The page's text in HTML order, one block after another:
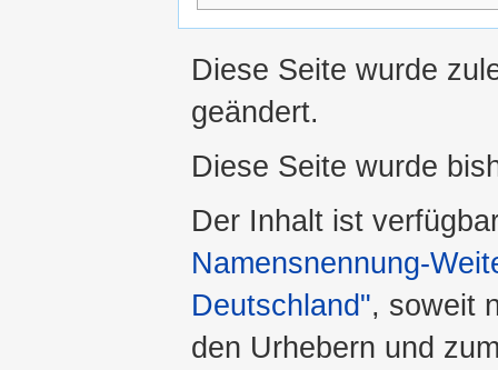
Diese Seite wurde
geändert.
Diese Seite wurde
Der Inhalt ist
Namensnennung-
Deutschland", soweit
den Urhebern und